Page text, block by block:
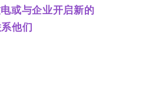
或与企业开启新的
他们